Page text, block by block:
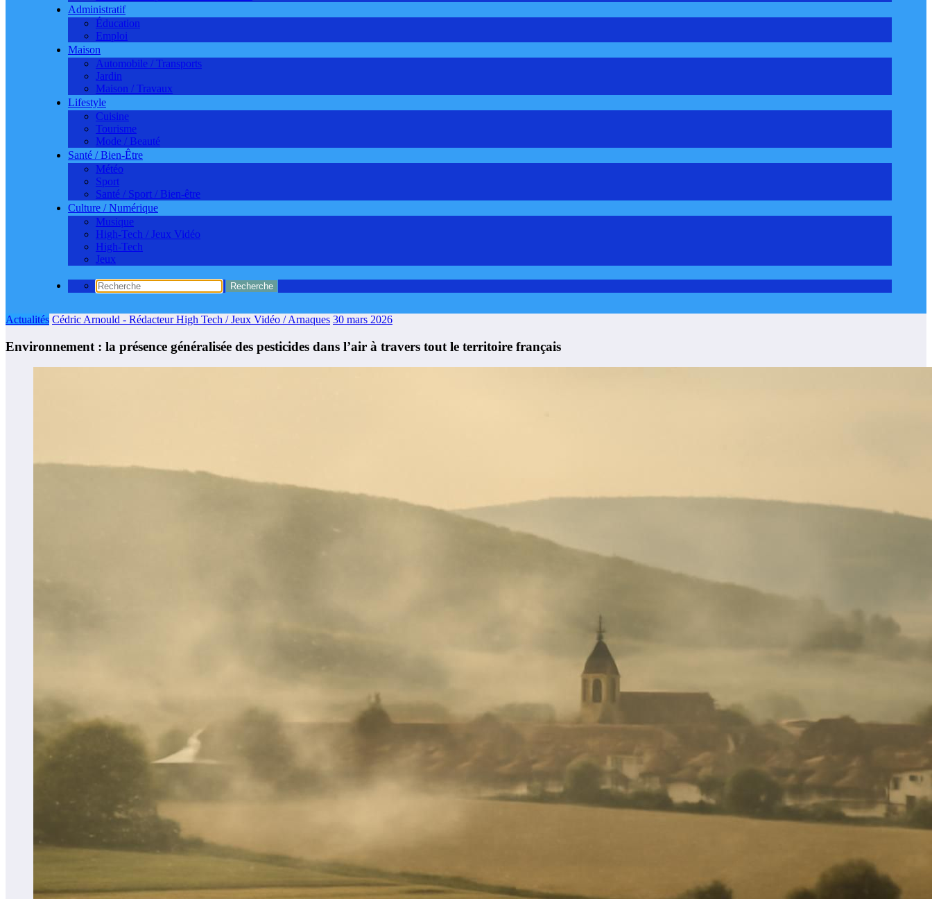
Administratif
Éducation
Emploi
Maison
Automobile / Transports
Jardin
Maison / Travaux
Lifestyle
Cuisine
Tourisme
Mode / Beauté
Santé / Bien-Être
Météo
Sport
Santé / Sport / Bien-être
Culture / Numérique
Musique
High-Tech / Jeux Vidéo
High-Tech
Jeux
Actualités Cédric Arnould - Rédacteur High Tech / Jeux Vidéo / Arnaques 30 mars 2026
Environnement : la présence généralisée des pesticides dans l’air à travers tout le territoire français